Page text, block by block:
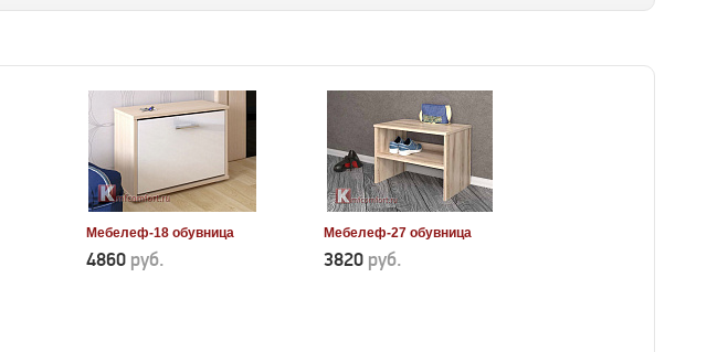
Мебелеф-18 обувница
4860 руб.
Мебелеф-27 обувница
3820 руб.